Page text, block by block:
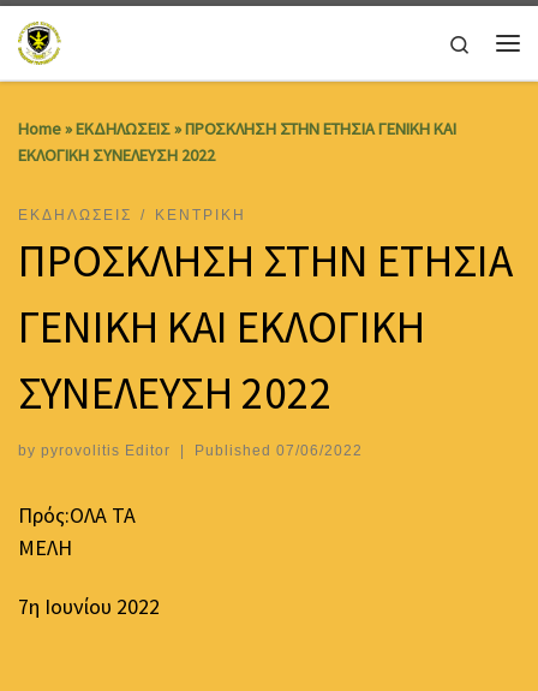
Skip to content
Search
Home»ΕΚΔΗΛΩΣΕΙΣ»ΠΡΟΣΚΛΗΣΗ ΣΤΗΝ ΕΤΗΣΙΑ ΓΕΝΙΚΗ ΚΑΙ
ΕΚΛΟΓΙΚΗ ΣΥΝΕΛΕΥΣΗ 2022
ΕΚΔΗΛΩΣΕΙΣ ΚΕΝΤΡΙΚΗ
ΠΡΟΣΚΛΗΣΗ ΣΤΗΝ ΕΤΗΣΙΑ
ΓΕΝΙΚΗ ΚΑΙ ΕΚΛΟΓΙΚΗ
ΣΥΝΕΛΕΥΣΗ 2022
by pyrovolitis Editor | Published 07/06/2022
Πρός:ΟΛΑ ΤΑ
ΜΕΛΗ
7η Ιουνίου 2022